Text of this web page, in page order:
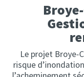
Le projet Broye-
risque